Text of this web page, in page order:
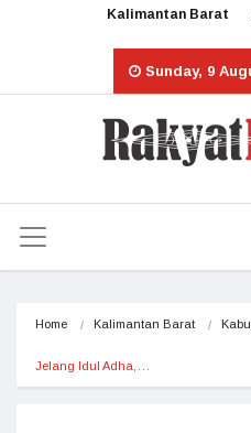
Kalimantan Barat
Sunday, 9
Home Kalimantan Barat
Jelang Idul Adha,…